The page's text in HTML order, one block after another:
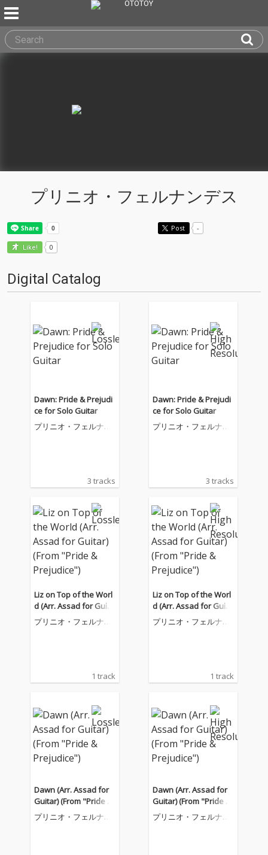
プリニオ・フェルナンデス
Post -
Like! 0
Digital Catalog
Dawn: Pride & Prejudi
ce for Solo Guitar
プリニオ・フェルナン
3 tracks
Dawn: Pride & Prejudi
ce for Solo Guitar
プリニオ・フェルナン
3 tracks
Liz on Top of the Worl
d (Arr. Assad for Guita
r) (From "Pride & Preju
dice")
プリニオ・フェルナン
1 track
Liz on Top of the Worl
d (Arr. Assad for Guita
r) (From "Pride & Preju
dice")
プリニオ・フェルナン
1 track
Dawn (Arr. Assad for
Guitar) (From "Pride &
Prejudice")
プリニオ・フェルナン
Dawn (Arr. Assad for
Guitar) (From "Pride &
Prejudice")
プリニオ・フェルナン